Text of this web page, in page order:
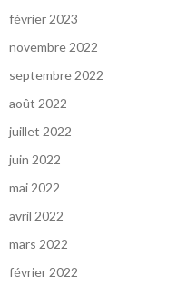
février 2023
novembre 2022
septembre 2022
août 2022
juillet 2022
juin 2022
mai 2022
avril 2022
mars 2022
février 2022